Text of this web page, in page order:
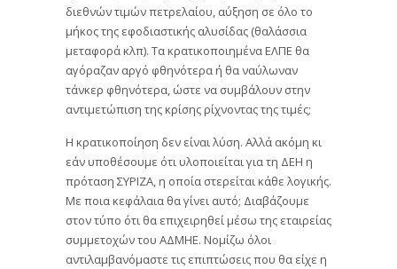
διεθνών τιμών πετρελαίου, αύξηση σε όλο το
μήκος της εφοδιαστικής αλυσίδας (θαλάσσια
μεταφορά κλπ). Τα κρατικοποιημένα ΕΛΠΕ θα
αγόραζαν αργό φθηνότερα ή θα ναύλωναν
τάνκερ φθηνότερα, ώστε να συμβάλουν στην
αντιμετώπιση της κρίσης ρίχνοντας της τιμές;
Η κρατικοποίηση δεν είναι λύση. Αλλά ακόμη κι
εάν υποθέσουμε ότι υλοποιείται για τη ΔΕΗ η
πρόταση ΣΥΡΙΖΑ, η οποία στερείται κάθε λογικής.
Με ποια κεφάλαια θα γίνει αυτό; Διαβάζουμε
στον τύπο ότι θα επιχειρηθεί μέσω της εταιρείας
συμμετοχών του ΑΔΜΗΕ. Νομίζω όλοι
αντιλαμβανόμαστε τις επιπτώσεις που θα είχε η